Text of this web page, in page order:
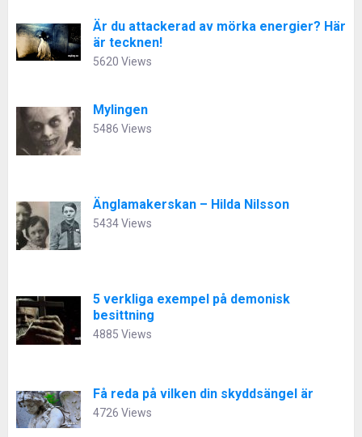
Är du attackerad av mörka energier? Här
är tecknen!
5620 Views
Mylingen
5486 Views
Änglamakerskan – Hilda Nilsson
5434 Views
5 verkliga exempel på demonisk
besittning
4885 Views
Få reda på vilken din skyddsängel är
4726 Views